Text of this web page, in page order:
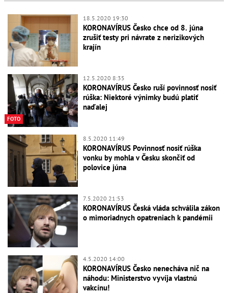
18.5.2020 19:30
KORONAVÍRUS Česko chce od 8. júna
zrušiť testy pri návrate z nerizikových
krajín
FOTO
12.5.2020 8:35
KORONAVÍRUS Česko ruší povinnosť nosiť
rúška: Niektoré výnimky budú platiť
naďalej
8.5.2020 11:49
KORONAVÍRUS Povinnosť nosiť rúška
vonku by mohla v Česku skončiť od
polovice júna
7.5.2020 21:53
KORONAVÍRUS Česká vláda schválila zákon
o mimoriadnych opatreniach k pandémii
4.5.2020 14:00
KORONAVÍRUS Česko nenecháva nič na
náhodu: Ministerstvo vyvíja vlastnú
vakcínu!